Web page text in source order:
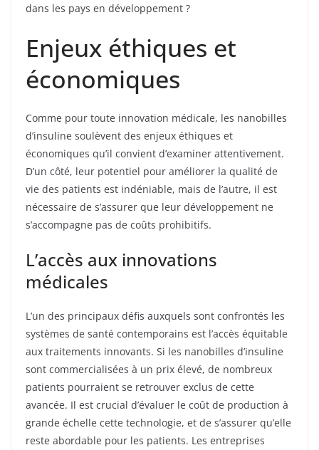
dans les pays en développement ?
Enjeux éthiques et
économiques
Comme pour toute innovation médicale, les nanobilles
d’insuline soulèvent des enjeux éthiques et
économiques qu’il convient d’examiner attentivement.
D’un côté, leur potentiel pour améliorer la qualité de
vie des patients est indéniable, mais de l’autre, il est
nécessaire de s’assurer que leur développement ne
s’accompagne pas de coûts prohibitifs.
L’accès aux innovations
médicales
L’un des principaux défis auxquels sont confrontés les
systèmes de santé contemporains est l’accès équitable
aux traitements innovants. Si les nanobilles d’insuline
sont commercialisées à un prix élevé, de nombreux
patients pourraient se retrouver exclus de cette
avancée. Il est crucial d’évaluer le coût de production à
grande échelle cette technologie, et de s’assurer qu’elle
reste abordable pour les patients. Les entreprises